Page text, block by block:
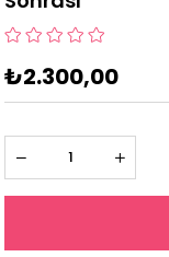
₺2.300,00